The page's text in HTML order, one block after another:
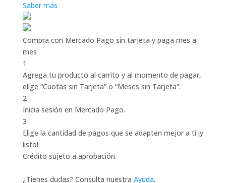
Saber más
Compra con Mercado Pago sin tarjeta y paga mes a
mes
1
Agrega tu producto al carrito y al momento de pagar,
elige “Cuotas sin Tarjeta” o “Meses sin Tarjeta”.
2
Inicia sesión en Mercado Pago.
3
Elige la cantidad de pagos que se adapten mejor a ti ¡y
listo!
Crédito sujeto a aprobación.
¿Tienes dudas? Consulta nuestra Ayuda.